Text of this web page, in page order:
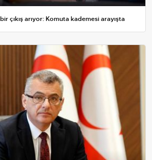
çıkış arıyor: Komuta kademesi arayışta